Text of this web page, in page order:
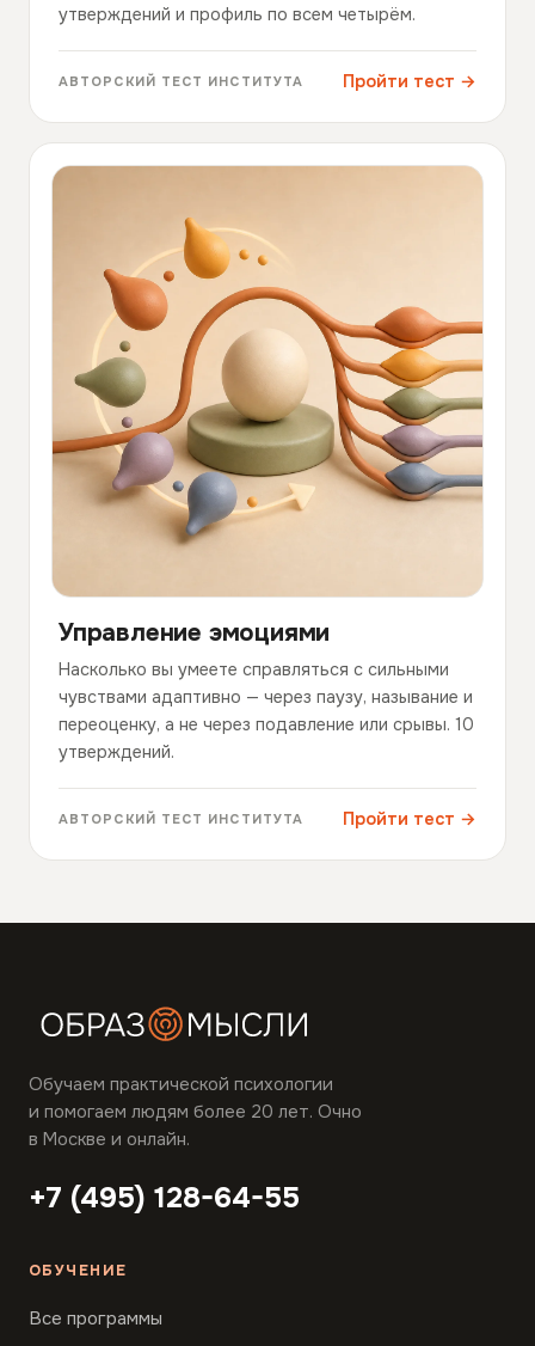
утверждений и профиль по всем четырём.
АВТОРСКИЙ ТЕСТ ИНСТИТУТА Пройти тест →
Управление эмоциями
Насколько вы умеете справляться с сильными
чувствами адаптивно — через паузу, называние и
переоценку, а не через подавление или срывы. 10
утверждений.
АВТОРСКИЙ ТЕСТ ИНСТИТУТА Пройти тест →
Обучаем практической психологии
и помогаем людям более 20 лет. Очно
в Москве и онлайн.
+7 (495) 128-64-55
ОБУЧЕНИЕ
Все программы